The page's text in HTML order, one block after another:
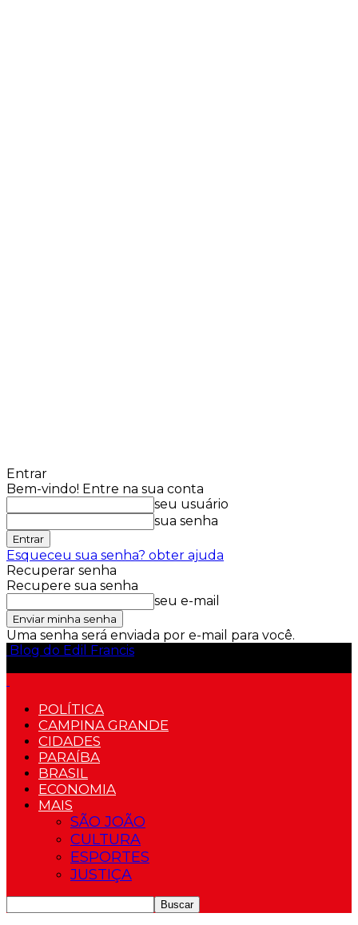
Entrar
Bem-vindo! Entre na sua conta
seu usuário
sua senha
Esqueceu sua senha? obter ajuda
Recuperar senha
Recupere sua senha
seu e-mail
Uma senha será enviada por e-mail para você.
Blog do Edil Francis
POLÍTICA
CAMPINA GRANDE
CIDADES
PARAÍBA
BRASIL
ECONOMIA
MAIS
SÃO JOÃO
CULTURA
ESPORTES
JUSTIÇA